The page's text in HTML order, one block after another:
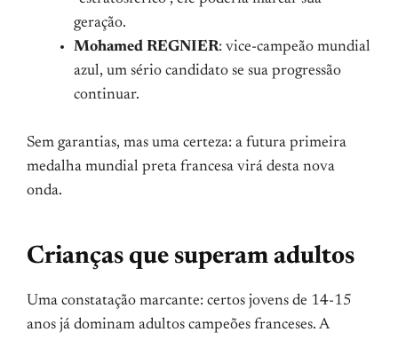
geração.
Mohamed REGNIER: vice-campeão mundial
azul, um sério candidato se sua progressão
continuar.
Sem garantias, mas uma certeza: a futura primeira
medalha mundial preta francesa virá desta nova
onda.
Crianças que superam adultos
Uma constatação marcante: certos jovens de 14-15
anos já dominam adultos campeões franceses. A